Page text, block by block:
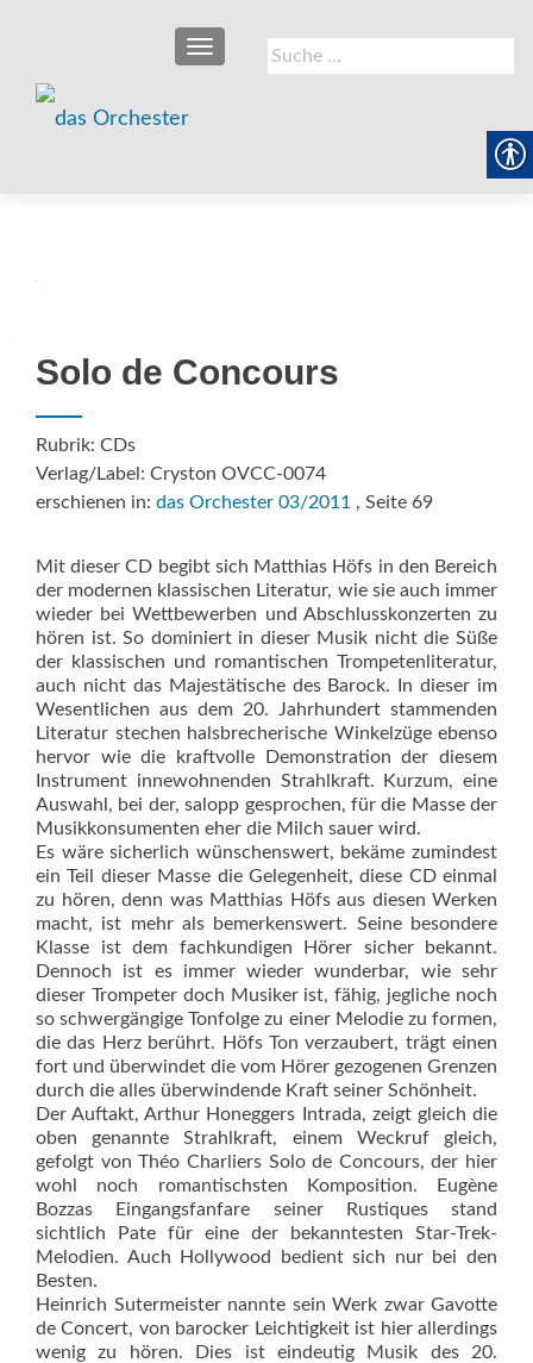
Suche
nach:
SCHALTE NAVIGATION
Solo de Concours
Rubrik: CDs
Verlag/Label: Cryston OVCC-0074
erschienen in: das Orchester 03/2011 , Seite 69
Mit dieser CD begibt sich Matthias Höfs in den Bereich
der modernen klassischen Literatur, wie sie auch immer
wieder bei Wettbewerben und Abschlusskonzerten zu
hören ist. So dominiert in dieser Musik nicht die Süße
der klassischen und romantischen Trompetenliteratur,
auch nicht das Majestätische des Barock. In dieser im
Wesentlichen aus dem 20. Jahrhundert stammenden
Literatur stechen halsbrecherische Winkelzüge ebenso
hervor wie die kraftvolle Demonstration der diesem
Instrument innewohnenden Strahlkraft. Kurzum, eine
Auswahl, bei der, salopp gesprochen, für die Masse der
Musikkonsumenten eher die Milch sauer wird.
Es wäre sicherlich wünschenswert, bekäme zumindest
ein Teil dieser Masse die Gelegenheit, diese CD einmal
zu hören, denn was Matthias Höfs aus diesen Werken
macht, ist mehr als bemerkenswert. Seine besondere
Klasse ist dem fachkundigen Hörer sicher bekannt.
Dennoch ist es immer wieder wunderbar, wie sehr
dieser Trompeter doch Musiker ist, fähig, jegliche noch
so schwergängige Tonfolge zu einer Melodie zu formen,
die das Herz berührt. Höfs Ton verzaubert, trägt einen
fort und überwindet die vom Hörer gezogenen Grenzen
durch die alles überwindende Kraft seiner Schönheit.
Der Auftakt, Arthur Honeggers Intrada, zeigt gleich die
oben genannte Strahlkraft, einem Weckruf gleich,
gefolgt von Théo Charliers Solo de Concours, der hier
wohl noch romantischsten Komposition. Eugène
Bozzas Eingangsfanfare seiner Rustiques stand
sichtlich Pate für eine der bekanntesten Star-Trek-
Melodien. Auch Hollywood bedient sich nur bei den
Besten.
Heinrich Sutermeister nannte sein Werk zwar Gavotte
de Concert, von barocker Leichtigkeit ist hier allerdings
wenig zu hören. Dies ist eindeutig Musik des 20.